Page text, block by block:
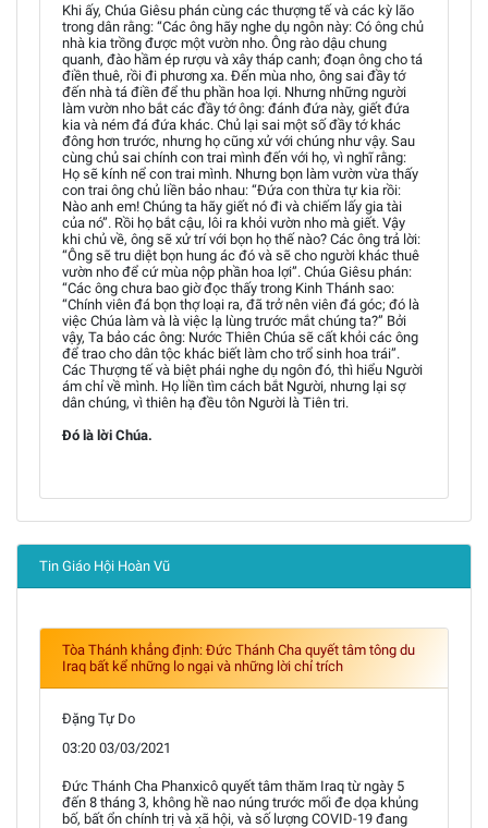
Khi ấy, Chúa Giêsu phán cùng các thượng tế và các kỳ lão
trong dân rằng: “Các ông hãy nghe dụ ngôn này: Có ông chủ
nhà kia trồng được một vườn nho. Ông rào dậu chung
quanh, đào hầm ép rượu và xây tháp canh; đoạn ông cho tá
điền thuê, rồi đi phương xa. Ðến mùa nho, ông sai đầy tớ
đến nhà tá điền để thu phần hoa lợi. Nhưng những người
làm vườn nho bắt các đầy tớ ông: đánh đứa này, giết đứa
kia và ném đá đứa khác. Chủ lại sai một số đầy tớ khác
đông hơn trước, nhưng họ cũng xử với chúng như vậy. Sau
cùng chủ sai chính con trai mình đến với họ, vì nghĩ rằng:
Họ sẽ kính nể con trai mình. Nhưng bọn làm vườn vừa thấy
con trai ông chủ liền bảo nhau: “Ðứa con thừa tự kia rồi:
Nào anh em! Chúng ta hãy giết nó đi và chiếm lấy gia tài
của nó”. Rồi họ bắt cậu, lôi ra khỏi vườn nho mà giết. Vậy
khi chủ về, ông sẽ xử trí với bọn họ thế nào? Các ông trả lời:
“Ông sẽ tru diệt bọn hung ác đó và sẽ cho người khác thuê
vườn nho để cứ mùa nộp phần hoa lợi”. Chúa Giêsu phán:
“Các ông chưa bao giờ đọc thấy trong Kinh Thánh sao:
“Chính viên đá bọn thợ loại ra, đã trở nên viên đá góc; đó là
việc Chúa làm và là việc lạ lùng trước mắt chúng ta?” Bởi
vậy, Ta bảo các ông: Nước Thiên Chúa sẽ cất khỏi các ông
để trao cho dân tộc khác biết làm cho trổ sinh hoa trái”.
Các Thượng tế và biệt phái nghe dụ ngôn đó, thì hiểu Người
ám chỉ về mình. Họ liền tìm cách bắt Người, nhưng lại sợ
dân chúng, vì thiên hạ đều tôn Người là Tiên tri.
Ðó là lời Chúa.
Tin Giáo Hội Hoàn Vũ
Tòa Thánh khẳng định: Đức Thánh Cha quyết tâm tông du
Iraq bất kể những lo ngại và những lời chỉ trích
Đặng Tự Do
03:20 03/03/2021
Đức Thánh Cha Phanxicô quyết tâm thăm Iraq từ ngày 5
đến 8 tháng 3, không hề nao núng trước mối đe dọa khủng
bố, bất ổn chính trị và xã hội, và số lượng COVID-19 đang